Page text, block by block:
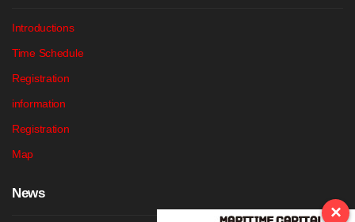
Introductions
Time Schedule
Registration
information
Registration
Map
News
×